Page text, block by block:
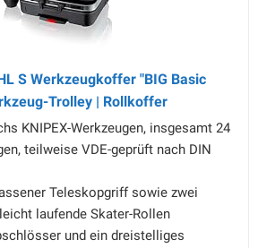
S Werkzeugkoffer "BIG Basic
Trolley | Rollkoffer
KNIPEX-Werkzeugen, insgesamt 24
teilweise VDE-geprüft nach DIN
Teleskopgriff sowie zwei
laufende Skater-Rollen
und ein dreistelliges